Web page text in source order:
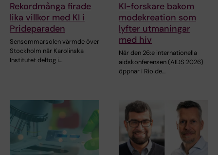
Rekordmånga firade
lika villkor med KI i
Prideparaden
Sensommarsolen värmde över
Stockholm när Karolinska
Institutet deltog i…
KI-forskare bakom
modekreation som
lyfter utmaningar
med hiv
När den 26:e internationella
aidskonferensen (AIDS 2026)
öppnar i Rio de…